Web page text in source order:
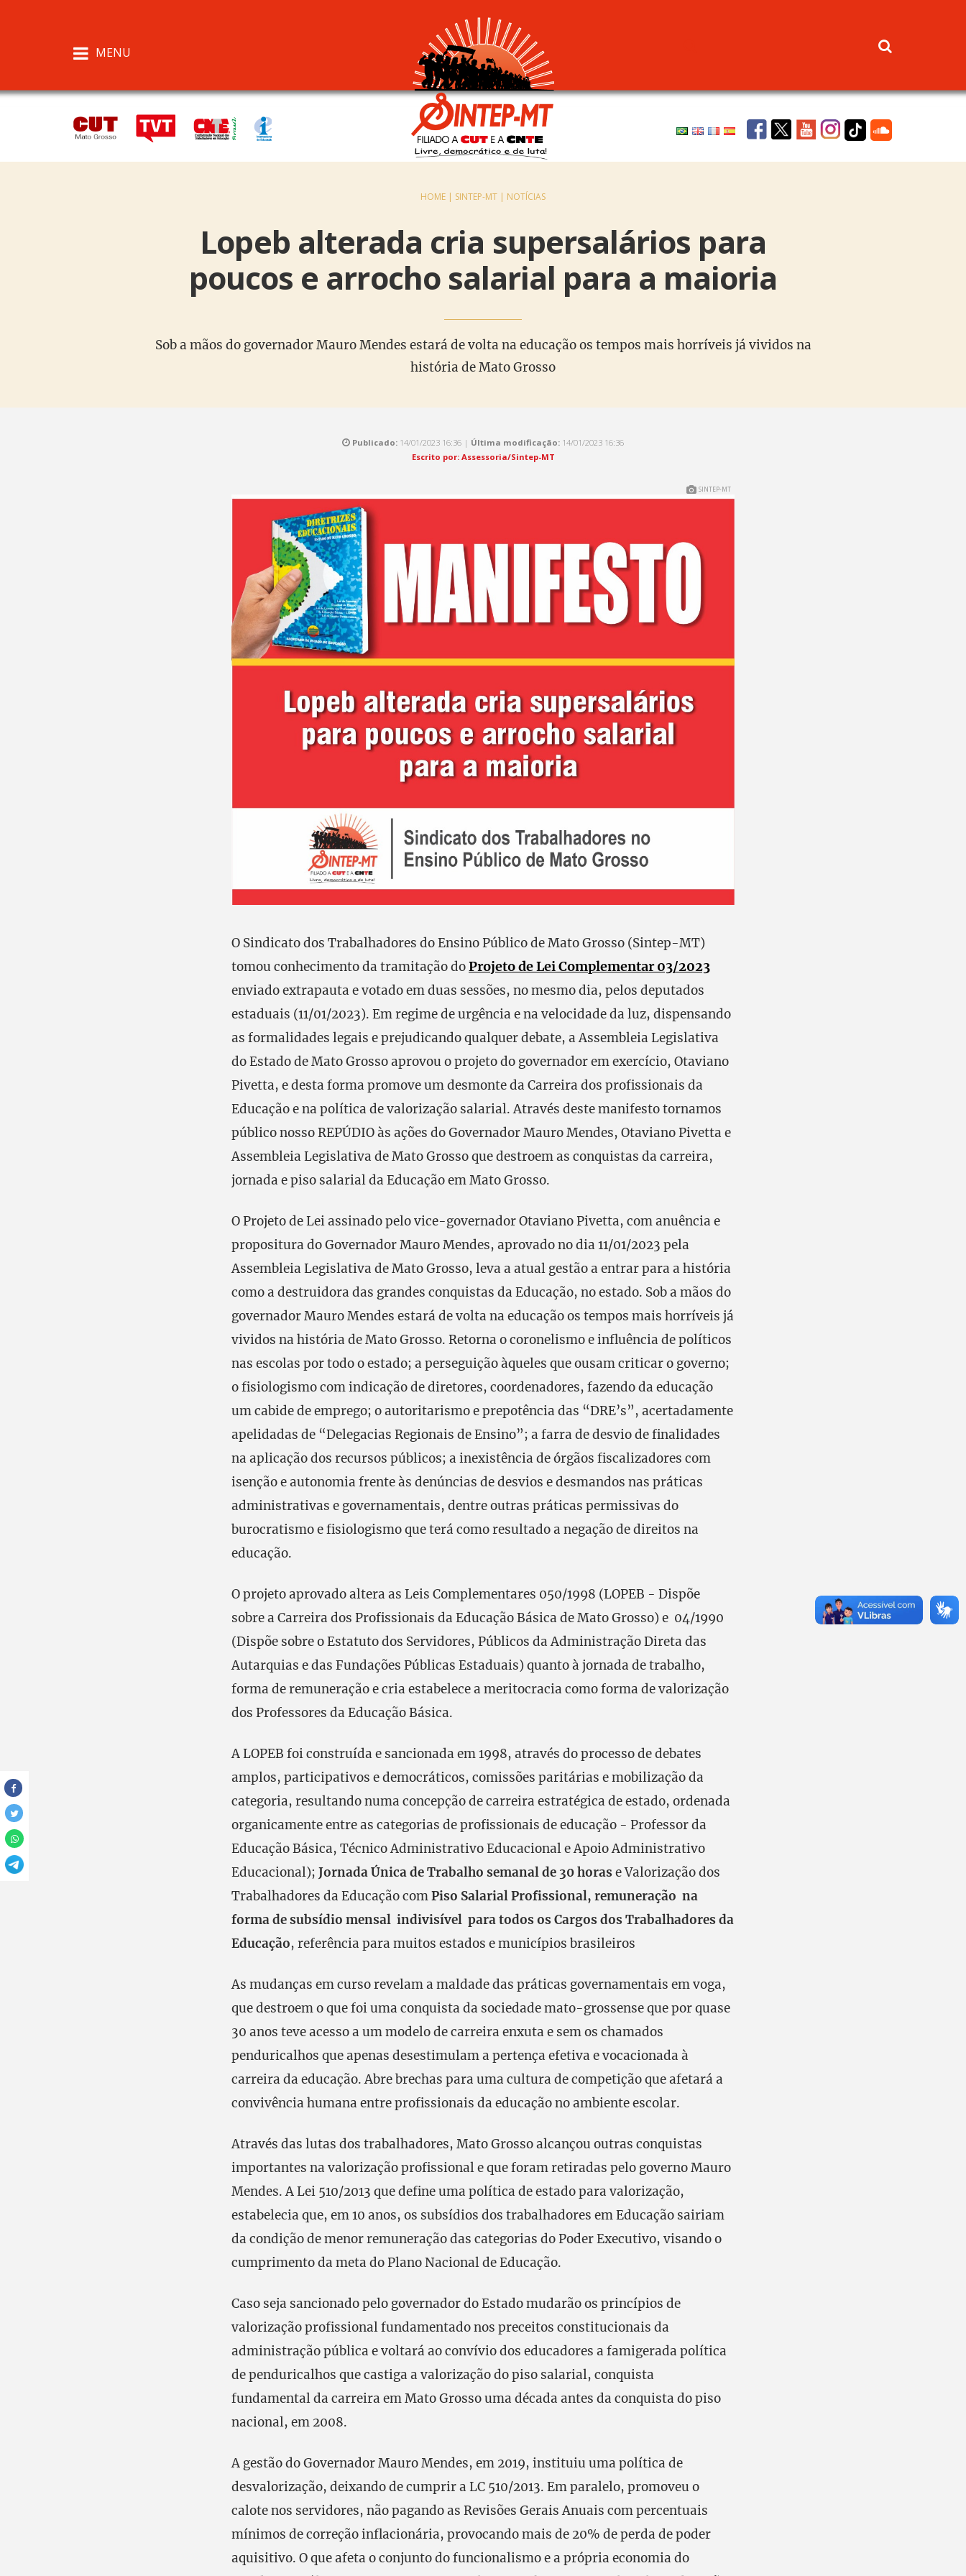
MENU
HOME | SINTEP-MT | NOTÍCIAS
Lopeb alterada cria supersalários para
poucos e arrocho salarial para a maioria
Sob a mãos do governador Mauro Mendes estará de volta na educação os tempos mais horríveis já vividos na
história de Mato Grosso
Publicado: 14/01/2023 16:36 | Última modificação: 14/01/2023 16:36
Escrito por: Assessoria/Sintep-MT
SINTEP-MT
O Sindicato dos Trabalhadores do Ensino Público de Mato Grosso (Sintep-MT)
tomou conhecimento da tramitação doProjeto de Lei Complementar 03/2023
enviado extrapauta e votado em duas sessões, no mesmo dia, pelos deputados
estaduais (11/01/2023). Em regime de urgência e na velocidade da luz, dispensando
as formalidades legais e prejudicando qualquer debate, a Assembleia Legislativa
do Estado de Mato Grosso aprovou o projeto do governador em exercício, Otaviano
Pivetta, e desta forma promove um desmonte da Carreira dos profissionais da
Educação e na política de valorização salarial. Através deste manifesto tornamos
público nosso REPÚDIO às ações do Governador Mauro Mendes, Otaviano Pivetta e
Assembleia Legislativa de Mato Grosso que destroem as conquistas da carreira,
jornada e piso salarial da Educação em Mato Grosso.
O Projeto de Lei assinado pelo vice-governador Otaviano Pivetta, com anuência e
propositura do Governador Mauro Mendes, aprovado no dia 11/01/2023 pela
Assembleia Legislativa de Mato Grosso, leva a atual gestão a entrar para a história
como a destruidora das grandes conquistas da Educação, no estado. Sob a mãos do
governador Mauro Mendes estará de volta na educação os tempos mais horríveis já
vividos na história de Mato Grosso. Retorna o coronelismo e influência de políticos
nas escolas por todo o estado; a perseguição àqueles que ousam criticar o governo;
o fisiologismo com indicação de diretores, coordenadores, fazendo da educação
um cabide de emprego; o autoritarismo e prepotência das “DRE’s”, acertadamente
apelidadas de “Delegacias Regionais de Ensino”; a farra de desvio de finalidades
na aplicação dos recursos públicos; a inexistência de órgãos fiscalizadores com
isenção e autonomia frente às denúncias de desvios e desmandos nas práticas
administrativas e governamentais, dentre outras práticas permissivas do
burocratismo e fisiologismo que terá como resultado a negação de direitos na
educação.
O projeto aprovado altera as Leis Complementares 050/1998 (LOPEB - Dispõe
sobre a Carreira dos Profissionais da Educação Básica de Mato Grosso) e 04/1990
(Dispõe sobre o Estatuto dos Servidores, Públicos da Administração Direta das
Autarquias e das Fundações Públicas Estaduais) quanto à jornada de trabalho,
forma de remuneração e cria estabelece a meritocracia como forma de valorização
dos Professores da Educação Básica.
A LOPEB foi construída e sancionada em 1998, através do processo de debates
amplos, participativos e democráticos, comissões paritárias e mobilização da
categoria, resultando numa concepção de carreira estratégica de estado, ordenada
organicamente entre as categorias de profissionais de educação - Professor da
Educação Básica, Técnico Administrativo Educacional e Apoio Administrativo
Educacional); Jornada Única de Trabalho semanal de 30 horas e Valorização dos
Trabalhadores da Educação comPiso Salarial Profissional, remuneração na
forma de subsídio mensal indivisível para todos os Cargos dos Trabalhadores da
Educação, referência para muitos estados e municípios brasileiros
As mudanças em curso revelam a maldade das práticas governamentais em voga,
que destroem o que foi uma conquista da sociedade mato-grossense que por quase
30 anos teve acesso a um modelo de carreira enxuta e sem os chamados
penduricalhos que apenas desestimulam a pertença efetiva e vocacionada à
carreira da educação. Abre brechas para uma cultura de competição que afetará a
convivência humana entre profissionais da educação no ambiente escolar.
Através das lutas dos trabalhadores, Mato Grosso alcançou outras conquistas
importantes na valorização profissional e que foram retiradas pelo governo Mauro
Mendes. A Lei 510/2013 que define uma política de estado para valorização,
estabelecia que, em 10 anos, os subsídios dos trabalhadores em Educação sairiam
da condição de menor remuneração das categorias do Poder Executivo, visando o
cumprimento da meta do Plano Nacional de Educação.
Caso seja sancionado pelo governador do Estado mudarão os princípios de
valorização profissional fundamentado nos preceitos constitucionais da
administração pública e voltará ao convívio dos educadores a famigerada política
de penduricalhos que castiga a valorização do piso salarial, conquista
fundamental da carreira em Mato Grosso uma década antes da conquista do piso
nacional, em 2008.
A gestão do Governador Mauro Mendes, em 2019, instituiu uma política de
desvalorização, deixando de cumprir a LC 510/2013. Em paralelo, promoveu o
calote nos servidores, não pagando as Revisões Gerais Anuais com percentuais
mínimos de correção inflacionária, provocando mais de 20% de perda de poder
aquisitivo. O que afeta o conjunto do funcionalismo e a própria economia do